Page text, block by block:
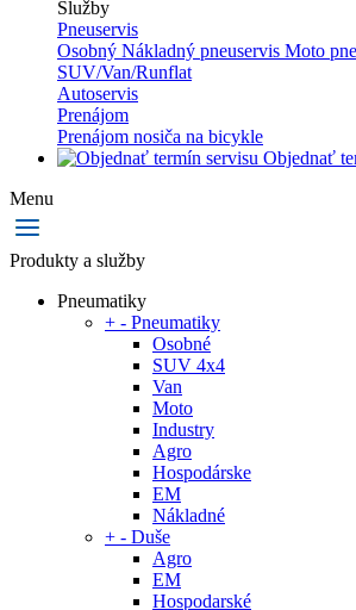
Služby
Pneuservis
Osobný Nákladný pneuservis Moto
SUV/Van/Runflat
Autoservis
Prenájom
Prenájom nosiča na bicykle
Objednať
Menu
Produkty a služby
Pneumatiky
+ - Pneumatiky
Osobné
SUV 4x4
Van
Moto
Industry
Agro
Hospodárske
EM
Nákladné
+ - Duše
Agro
EM
Hospodarské